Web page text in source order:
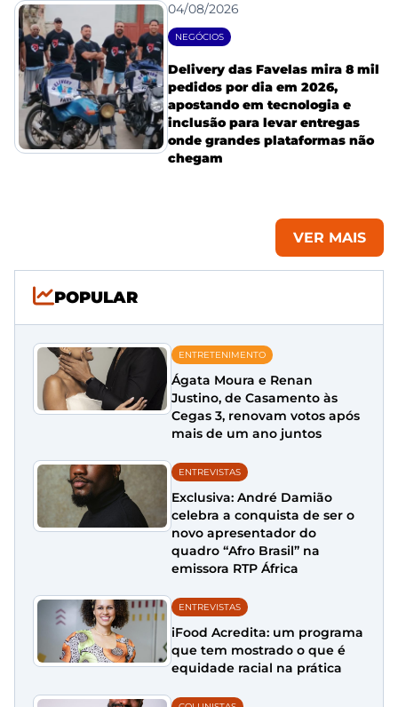
04/08/2026
NEGÓCIOS
Delivery das Favelas mira 8 mil
pedidos por dia em 2026,
apostando em tecnologia e
inclusão para levar entregas
onde grandes plataformas não
chegam
VER MAIS
POPULAR
ENTRETENIMENTO
Ágata Moura e Renan
Justino, de Casamento às
Cegas 3, renovam votos após
mais de um ano juntos
ENTREVISTAS
Exclusiva: André Damião
celebra a conquista de ser o
novo apresentador do
quadro “Afro Brasil” na
emissora RTP África
ENTREVISTAS
iFood Acredita: um programa
que tem mostrado o que é
equidade racial na prática